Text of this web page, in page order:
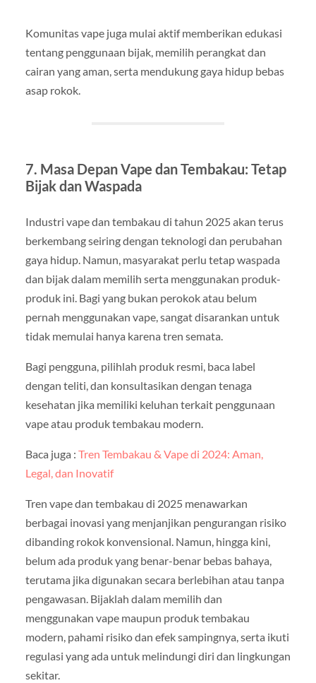
Komunitas vape juga mulai aktif memberikan edukasi
tentang penggunaan bijak, memilih perangkat dan
cairan yang aman, serta mendukung gaya hidup bebas
asap rokok.
7. Masa Depan Vape dan Tembakau: Tetap
Bijak dan Waspada
Industri vape dan tembakau di tahun 2025 akan terus
berkembang seiring dengan teknologi dan perubahan
gaya hidup. Namun, masyarakat perlu tetap waspada
dan bijak dalam memilih serta menggunakan produk-
produk ini. Bagi yang bukan perokok atau belum
pernah menggunakan vape, sangat disarankan untuk
tidak memulai hanya karena tren semata.
Bagi pengguna, pilihlah produk resmi, baca label
dengan teliti, dan konsultasikan dengan tenaga
kesehatan jika memiliki keluhan terkait penggunaan
vape atau produk tembakau modern.
Baca juga : Tren Tembakau & Vape di 2024: Aman,
Legal, dan Inovatif
Tren vape dan tembakau di 2025 menawarkan
berbagai inovasi yang menjanjikan pengurangan risiko
dibanding rokok konvensional. Namun, hingga kini,
belum ada produk yang benar-benar bebas bahaya,
terutama jika digunakan secara berlebihan atau tanpa
pengawasan. Bijaklah dalam memilih dan
menggunakan vape maupun produk tembakau
modern, pahami risiko dan efek sampingnya, serta ikuti
regulasi yang ada untuk melindungi diri dan lingkungan
sekitar.